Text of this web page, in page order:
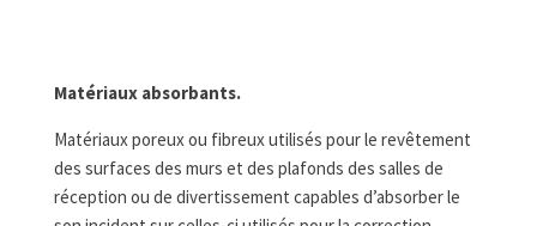
Matériaux absorbants.
Matériaux poreux ou fibreux utilisés pour le revêtement
des surfaces des murs et des plafonds des salles de
réception ou de divertissement capables d’absorber le